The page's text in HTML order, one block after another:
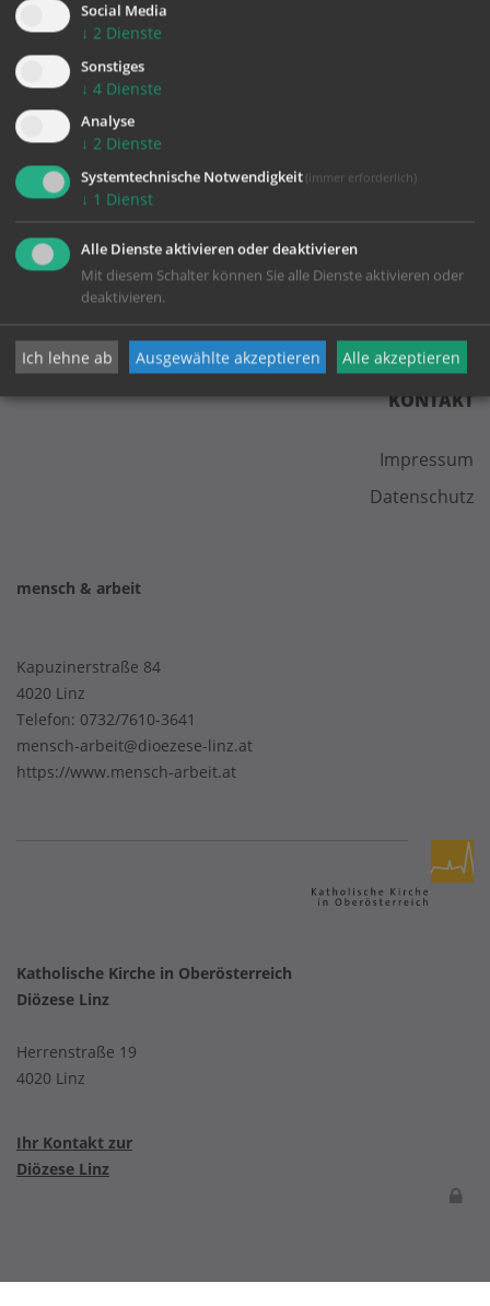
zurück
KONTAKT
Impressum
Datenschutz
mensch & arbeit
Kapuzinerstraße 84
4020 Linz
Telefon: 0732/7610-3641
mensch-arbeit@dioezese-linz.at
https://www.mensch-arbeit.at
Katholische Kirche in Oberösterreich
Diözese Linz
Herrenstraße 19
4020 Linz
Ihr Kontakt zur
Diözese Linz
Social Media
↓ 2 Dienste
Sonstiges
↓ 4 Dienste
Analyse
↓ 2 Dienste
Systemtechnische Notwendigkeit (immer erforderlich)
↓ 1 Dienst
Alle Dienste aktivieren oder deaktivieren
Mit diesem Schalter können Sie alle Dienste aktivieren oder
deaktivieren.
Ich lehne ab Ausgewählte akzeptieren Alle akzeptieren